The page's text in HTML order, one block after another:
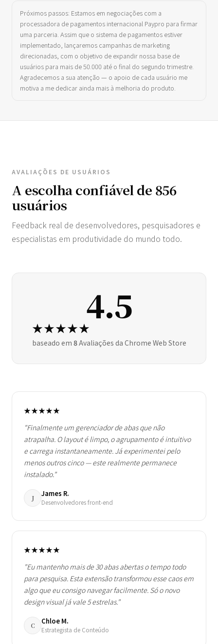
Próximos passos: Estamos em negociações com a
processadora de pagamentos internacional Paypro para firmar
uma parceria. Assim que o sistema de pagamentos estiver
implementado, lançaremos campanhas de marketing
direcionadas, com o objetivo de expandir nossa base de
usuários para mais de 50.000 até o final do segundo trimestre.
Agradecemos a sua atenção — o apoio de cada usuário me
motiva a me dedicar ainda mais à melhoria do produto.
AVALIAÇÕES DE USUÁRIOS
A escolha confiável de 856
usuários
Feedback real de desenvolvedores, pesquisadores e
especialistas em produtividade do mundo todo.
4.5
★★★★★
baseado em 8Avaliações da Chrome Web Store
★★★★★
"Finalmente um gerenciador de abas que não
atrapalha. O layout é limpo, o agrupamento é intuitivo
e carrega instantaneamente. Já experimentei pelo
menos outros cinco — este realmente permanece
instalado."
J James R.
Desenvolvedores front-end
★★★★★
"Eu mantenho mais de 30 abas abertas o tempo todo
para pesquisa. Esta extensão transformou esse caos em
algo que eu consigo navegar facilmente. Só o novo
design visual já vale 5 estrelas."
C Chloe M.
Estrategista de Conteúdo